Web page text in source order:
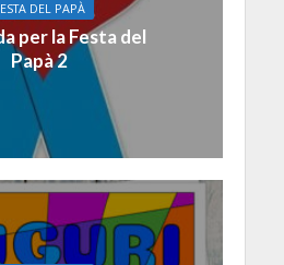
DEL PAPÀ
per la Festa del
Papà 2